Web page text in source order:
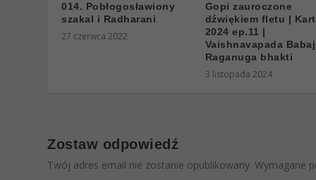
014. Pobłogosławiony
szakal i Radharani
27 czerwca 2022
Gopi zauroczone
dźwiękiem fletu |
2024 ep.11 |
Vaishnavapada
Raganuga bhakti
3 listopada 2024
Zostaw odpowiedź
Twój adres email nie zostanie opublikowany. Wymagane